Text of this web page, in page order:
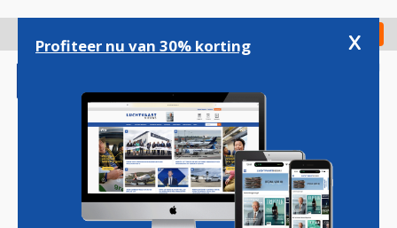
gaan
Check in
Magazine Podcasts Vacatures
Profiteer nu van 30% korting x